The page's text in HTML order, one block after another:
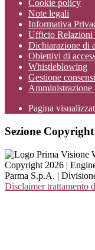
Cookie policy
Note legali
Informativa
Ufficio Relazioni
Dichiarazione di
Obiettivi di
Whistleblowing
Gestione
Amministrazione
Pagina
Sezione Copyright
Copyright 2026 |
Parma S.p.A. |
Disclaimer trattamento